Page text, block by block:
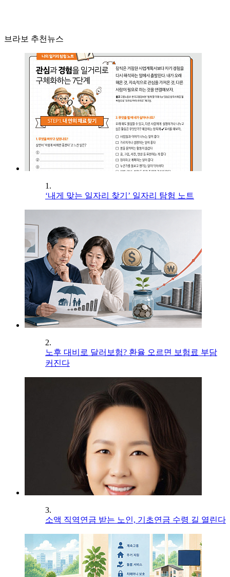
브라보 추천뉴스
1.
‘내게 맞는 일자리 찾기’ 일자리 탐험 노트
2.
노후 대비로 달러보험? 환율 오르면 보험료 부담
커진다
3.
소액 직역연금 받는 노인, 기초연금 수령 길 열린다